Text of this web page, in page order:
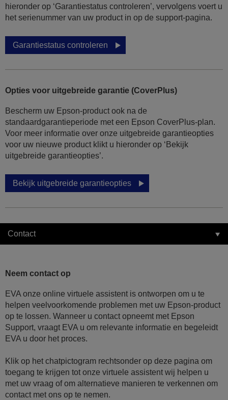
hieronder op ‘Garantiestatus controleren’, vervolgens voert u
het serienummer van uw product in op de support-pagina.
Garantiestatus controleren
Opties voor uitgebreide garantie (CoverPlus)
Bescherm uw Epson-product ook na de
standaardgarantieperiode met een Epson CoverPlus-plan.
Voor meer informatie over onze uitgebreide garantieopties
voor uw nieuwe product klikt u hieronder op ‘Bekijk
uitgebreide garantieopties’.
Bekijk uitgebreide garantieopties
Contact
Neem contact op
EVA onze online virtuele assistent is ontworpen om u te
helpen veelvoorkomende problemen met uw Epson-product
op te lossen. Wanneer u contact opneemt met Epson
Support, vraagt EVA u om relevante informatie en begeleidt
EVA u door het proces.
Klik op het chatpictogram rechtsonder op deze pagina om
toegang te krijgen tot onze virtuele assistent wij helpen u
met uw vraag of om alternatieve manieren te verkennen om
contact met ons op te nemen.